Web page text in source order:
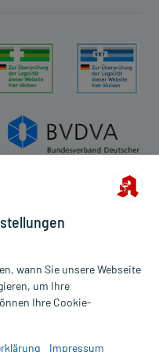
Versandkosten
ausschließlich für
wann Sie unsere Webseite
um Ihre
Ihre Cookie-
Impressum